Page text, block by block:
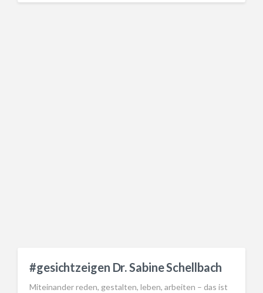
#gesichtzeigen Dr. Sabine Schellbach
Miteinander reden, gestalten, leben, arbeiten – das ist